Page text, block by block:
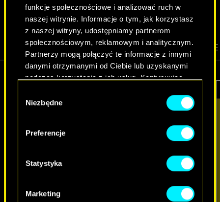
funkcje społecznościowe i analizować ruch w
naszej witrynie. Informacje o tym, jak korzystasz
z naszej witryny, udostępniamy partnerom
społecznościowym, reklamowym i analitycznym.
Partnerzy mogą połączyć te informacje z innymi
danymi otrzymanymi od Ciebie lub uzyskanymi
podczas korzystania z ich usług. Kontynuując
używanie plików cookie.
zgody
Niezbędne
Preferencje
Statystyka
Marketing
CYBERPUNK 2077
WIDEO SCREENSHOTY GRAFIKI KONCEPCYJNE